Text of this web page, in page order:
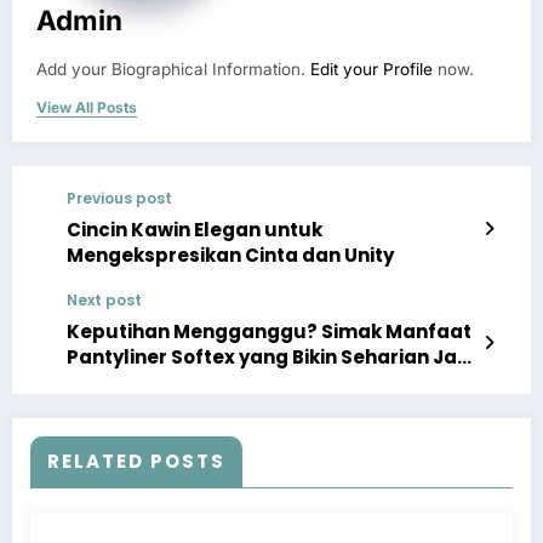
Admin
Add your Biographical Information. Edit your Profile now.
View All Posts
Previous post
Cincin Kawin Elegan untuk
Mengekspresikan Cinta dan Unity
Next post
Keputihan Mengganggu? Simak Manfaat
Pantyliner Softex yang Bikin Seharian Jadi
RELATED POSTS